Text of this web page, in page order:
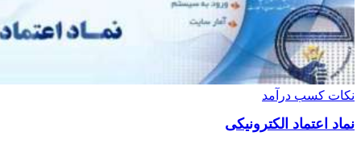
نکات کسب درآمد
نماد اعتماد الکترونیکی